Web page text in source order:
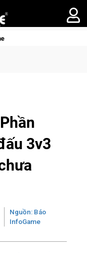
Nhập Closed Beta Norse
3v3
Nguồn: Báo
InfoGame